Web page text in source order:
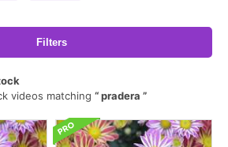
Filters
videos matching
pradera